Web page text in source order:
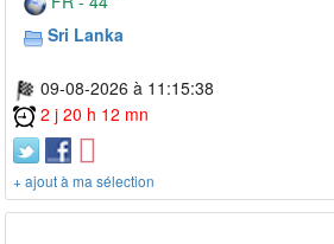
Sri Lanka
09-08-2026 à 11:15:38
2 j 20 h 12 mn
+ ajout à ma sélection